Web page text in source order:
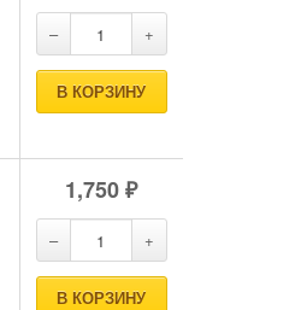
В КОРЗИНУ
1,750₽
В КОРЗИНУ